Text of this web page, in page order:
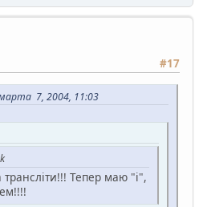
#17
7, 2004, 11:03
Тепер маю "і",